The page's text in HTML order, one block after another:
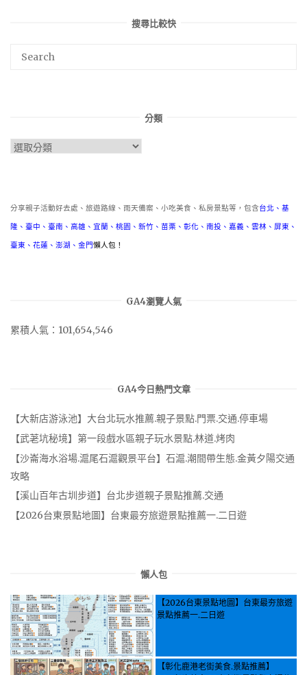
搜尋比較快
分類
分
分享親子活動好去處、旅遊路線、雨天備案、小吃美食、私房景點等，包含台北 、 基
隆 、 臺中 、 臺南 、 高雄 、 宜蘭 、 桃園 、 新竹 、 苗栗 、 彰化 、 南投 、 嘉義 、 雲林 、 屏東 、
臺東 、 花蓮 、 澎湖 、 金門懶人包！
GA4瀏覽人氣
累積人氣：101,654,546
GA4今日熱門文章
【大新店游泳池】大台北玩水推薦.親子景點.門票.交通.停車場
【武荖坑秘境】第一段戲水區親子玩水景點.林道.烤肉
【沙崙海水浴場.滬尾石滬觀景平台】石滬.潮間帶生態.金黃夕陽交通
攻略
【溪山百年古圳步道】台北步道親子景點推薦.交通
【2026台東景點地圖】台東最夯旅遊景點推薦一.二日遊
懶人包
【2026台東景點地圖】台東最夯旅遊
景點推薦一.二日遊
【彰化鹿港老街美食.景點推薦】